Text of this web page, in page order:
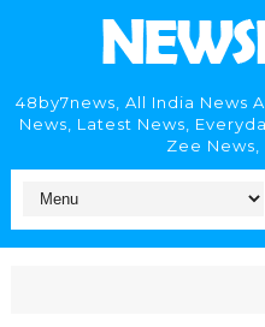
48by7news, All India News
News, Latest News,
Zee News,